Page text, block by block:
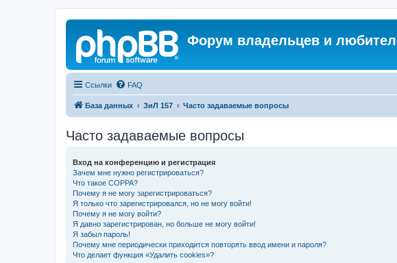
Форум владельцев и
Ссылки FAQ
База данных ЗиЛ 157 Часто задаваемые вопросы
Часто задаваемые вопросы
Вход на конференцию и регистрация
Зачем мне нужно регистрироваться?
Что такое COPPA?
Почему я не могу зарегистрироваться?
Я только что зарегистрировался, но не могу войти!
Почему я не могу войти?
Я давно зарегистрирован, но больше не могу войти!
Я забыл пароль!
Почему мне периодически приходится повторять ввод имени и пароля?
Что делает функция «Удалить cookies»?